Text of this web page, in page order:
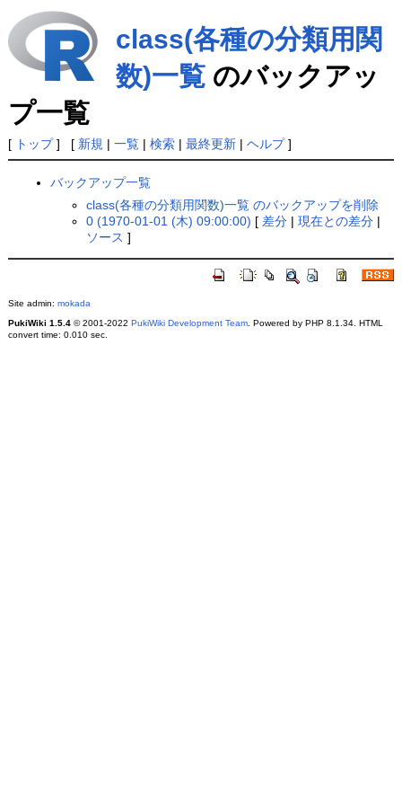
class(各種の分類用関
数)一覧のバックアッ
プ一覧
[ トップ] [ 新規 | 一覧| 検索| 最終更新| ヘルプ]
バックアップ一覧
class(各種の分類用関数)一覧 のバックアップを削除
0 (1970-01-01 (木) 09:00:00) [ 差分 |現在との差分 |
ソース ]
Site admin: mokada
PukiWiki 1.5.4© 2001-2022 PukiWiki Development Team. Powered by PHP 8.1.34. HTML
convert time: 0.010 sec.